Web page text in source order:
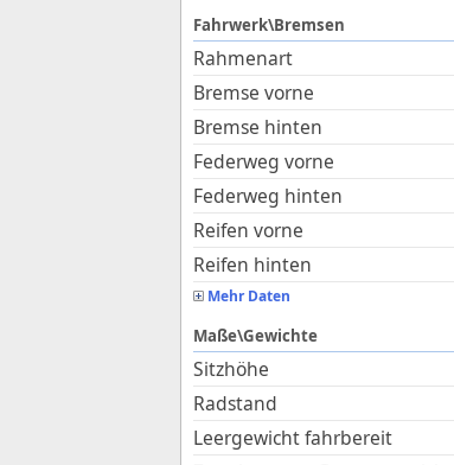
Fahrwerk\Bremsen
Rahmenart
Bremse vorne
Bremse hinten
Federweg vorne
Federweg hinten
Reifen vorne
Reifen hinten
Mehr Daten
Maße\Gewichte
Sitzhöhe
Radstand
Leergewicht fahrbereit